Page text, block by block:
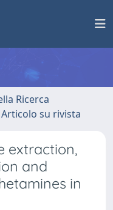
Ricerca
Articolo su rivista
extraction,
and
in